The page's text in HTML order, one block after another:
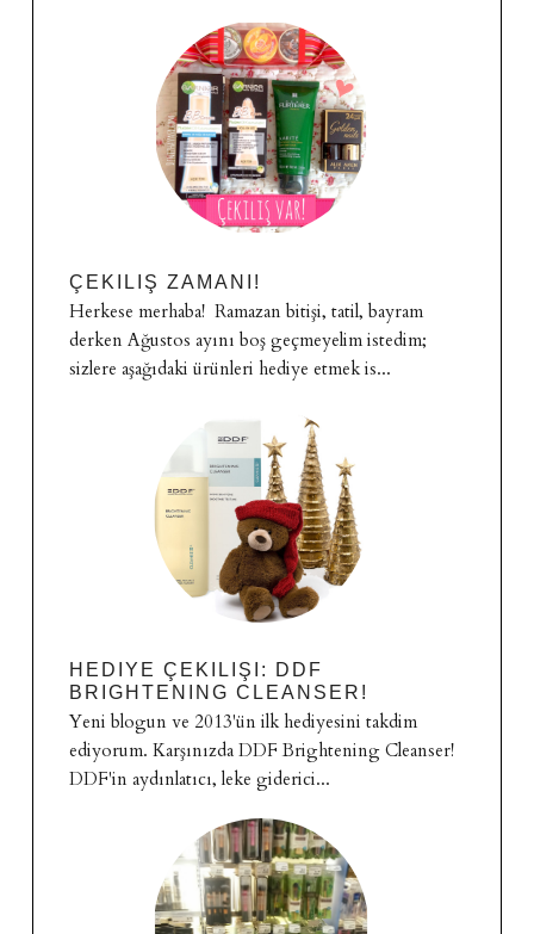
ÇEKILIŞ ZAMANI!
Herkese merhaba! Ramazan bitişi, tatil, bayram
derken Ağustos ayını boş geçmeyelim istedim;
sizlere aşağıdaki ürünleri hediye etmek is...
HEDIYE ÇEKILIŞI: DDF
BRIGHTENING CLEANSER!
Yeni blogun ve 2013'ün ilk hediyesini takdim
ediyorum. Karşınızda DDF Brightening Cleanser!
DDF'in aydınlatıcı, leke giderici...